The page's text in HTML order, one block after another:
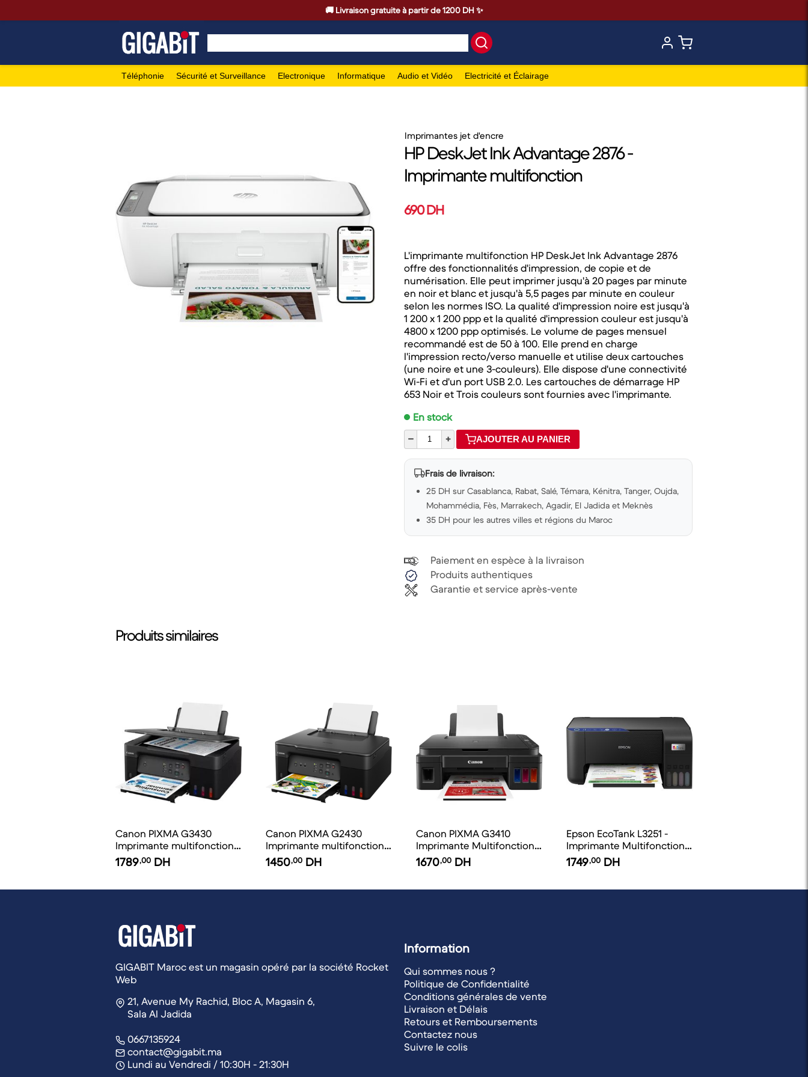
🚚 Livraison gratuite à partir de 1200 DH ✨
Téléphonie Sécurité et Surveillance Electronique Informatique Audio et Vidéo Electricité et Éclairage
Imprimantes jet d'encre
HP DeskJet Ink Advantage 2876 -
Imprimante multifonction
690 DH
L'imprimante multifonction HP DeskJet Ink Advantage 2876
offre des fonctionnalités d'impression, de copie et de
numérisation. Elle peut imprimer jusqu'à 20 pages par minute
en noir et blanc et jusqu'à 5,5 pages par minute en couleur
selon les normes ISO. La qualité d'impression noire est jusqu'à
1 200 x 1 200 ppp et la qualité d'impression couleur est jusqu'à
4800 x 1200 ppp optimisés. Le volume de pages mensuel
recommandé est de 50 à 100. Elle prend en charge
l'impression recto/verso manuelle et utilise deux cartouches
(une noire et une 3-couleurs). Elle dispose d'une connectivité
Wi-Fi et d'un port USB 2.0. Les cartouches de démarrage HP
653 Noir et Trois couleurs sont fournies avec l'imprimante.
En stock
–
+ AJOUTER AU PANIER
Frais de livraison:
25 DH sur Casablanca, Rabat, Salé, Témara, Kénitra, Tanger, Oujda,
Mohammédia, Fès, Marrakech, Agadir, El Jadida et Meknès
35 DH pour les autres villes et régions du Maroc
Paiement en espèce à la livraison
Produits authentiques
Garantie et service après-vente
Produits similaires
Canon PIXMA G3430
Imprimante multifonction à
réservoirs rechargeables
1789,00 DH
Canon PIXMA G2430
Imprimante multifonction à
réservoirs rechargeables
1450,00 DH
Canon PIXMA G3410
Imprimante Multifonction à
Réservoirs Rechargeables
1670,00 DH
Epson EcoTank L3251 -
Imprimante Multifonction à
Réservoirs rechargeables
1749,00 DH
GIGABIT Maroc est un magasin opéré par la société Rocket
Web
21, Avenue My Rachid, Bloc A, Magasin 6,
Sala Al Jadida
0667135924
contact@gigabit.ma
Lundi au Vendredi / 10:30H - 21:30H
Information
Qui sommes nous ?
Politique de Confidentialité
Conditions générales de vente
Livraison et Délais
Retours et Remboursements
Contactez nous
Suivre le colis